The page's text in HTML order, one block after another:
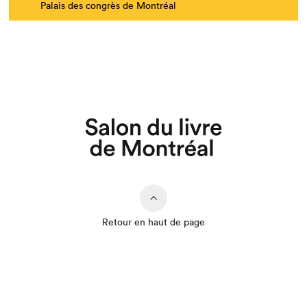
Palais des congrès de Montréal
Retour en haut de page